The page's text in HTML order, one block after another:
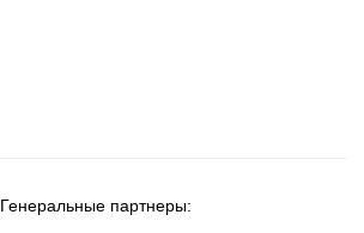
Генеральные партнеры: